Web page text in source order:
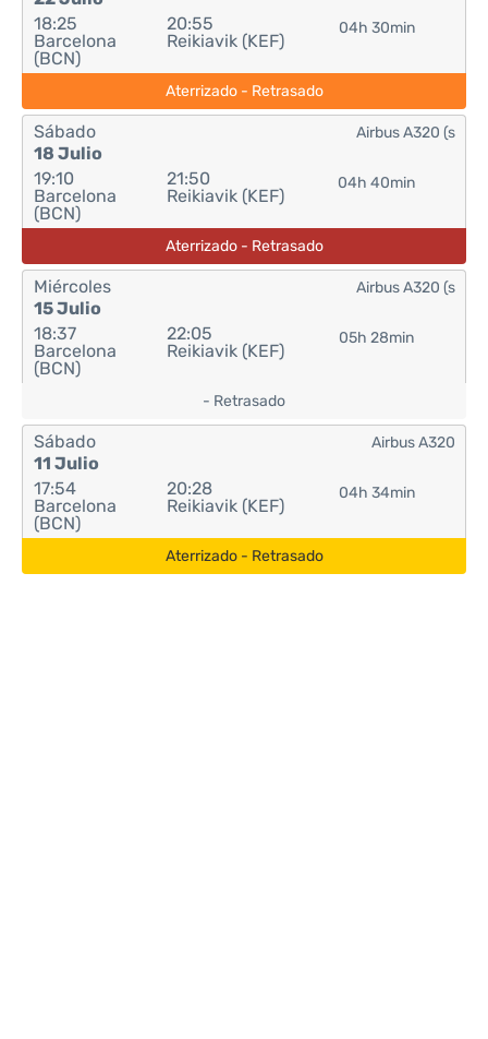
18:25
Barcelona
(BCN)
20:55
Reikiavik (KEF)
04h 30min
Aterrizado - Retrasado
Sábado
18 Julio
19:10
Barcelona
(BCN)
21:50
Reikiavik (KEF)
04h 40min
Airbus A320 (s
Aterrizado - Retrasado
Miércoles
15 Julio
18:37
Barcelona
(BCN)
22:05
Reikiavik (KEF)
05h 28min
Airbus A320 (s
- Retrasado
Sábado
11 Julio
17:54
Barcelona
(BCN)
20:28
Reikiavik (KEF)
04h 34min
Airbus A320
Aterrizado - Retrasado